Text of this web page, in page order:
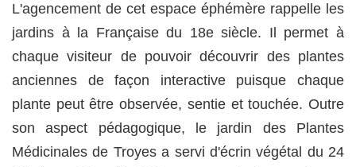
L'agencement de cet espace éphémère rappelle les
jardins à la Française du 18e siècle. Il permet à
chaque visiteur de pouvoir découvrir des plantes
anciennes de façon interactive puisque chaque
plante peut être observée, sentie et touchée. Outre
son aspect pédagogique, le jardin des Plantes
Médicinales de Troyes a servi d'écrin végétal du 24